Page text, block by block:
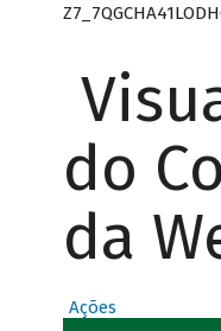
do
da
Ações